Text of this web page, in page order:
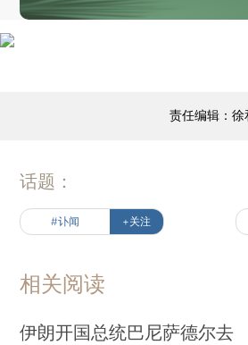
责任编辑：
话题：
#讣闻 +关注
相关阅读
伊朗开国总统巴尼萨德尔去